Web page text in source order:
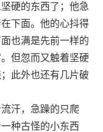
硬的东西了；他急
下面。他的心抖得
也满是先前一样的
但忽而又触着坚硬
此外也还有几片破
汗，急躁的只爬
种古怪的小东西